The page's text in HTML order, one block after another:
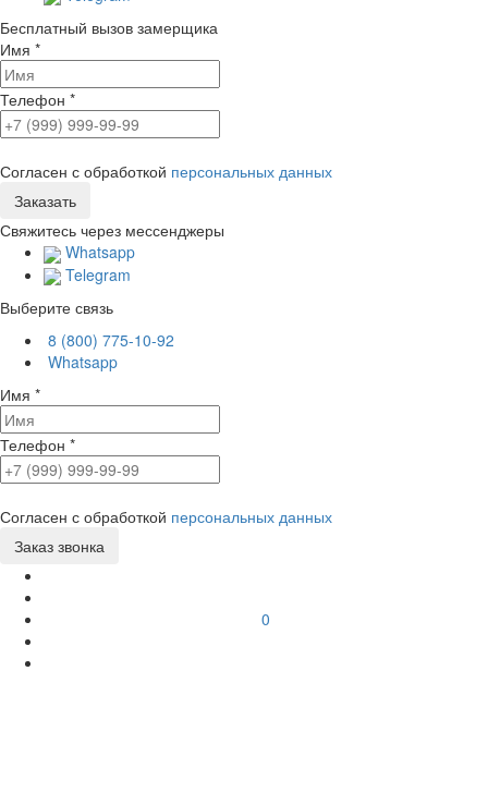
Бесплатный вызов замерщика
Имя *
Телефон *
Согласен с обработкой персональных данных
Свяжитесь через мессенджеры
Whatsapp
Telegram
Выберите связь
8 (800) 775-10-92
Whatsapp
Имя *
Телефон *
Согласен с обработкой персональных данных
0